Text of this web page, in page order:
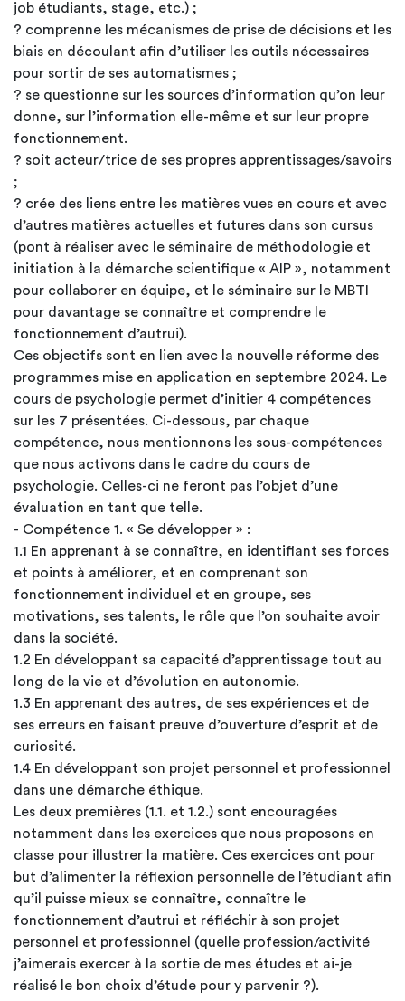
job étudiants, stage, etc.) ;
? comprenne les mécanismes de prise de décisions et les
biais en découlant afin d’utiliser les outils nécessaires
pour sortir de ses automatismes ;
? se questionne sur les sources d’information qu’on leur
donne, sur l’information elle-même et sur leur propre
fonctionnement.
? soit acteur/trice de ses propres apprentissages/savoirs
;
? crée des liens entre les matières vues en cours et avec
d’autres matières actuelles et futures dans son cursus
(pont à réaliser avec le séminaire de méthodologie et
initiation à la démarche scientifique « AIP », notamment
pour collaborer en équipe, et le séminaire sur le MBTI
pour davantage se connaître et comprendre le
fonctionnement d’autrui).
Ces objectifs sont en lien avec la nouvelle réforme des
programmes mise en application en septembre 2024. Le
cours de psychologie permet d’initier 4 compétences
sur les 7 présentées. Ci-dessous, par chaque
compétence, nous mentionnons les sous-compétences
que nous activons dans le cadre du cours de
psychologie. Celles-ci ne feront pas l’objet d’une
évaluation en tant que telle.
- Compétence 1. « Se développer » :
1.1 En apprenant à se connaître, en identifiant ses forces
et points à améliorer, et en comprenant son
fonctionnement individuel et en groupe, ses
motivations, ses talents, le rôle que l’on souhaite avoir
dans la société.
1.2 En développant sa capacité d’apprentissage tout au
long de la vie et d’évolution en autonomie.
1.3 En apprenant des autres, de ses expériences et de
ses erreurs en faisant preuve d’ouverture d’esprit et de
curiosité.
1.4 En développant son projet personnel et professionnel
dans une démarche éthique.
Les deux premières (1.1. et 1.2.) sont encouragées
notamment dans les exercices que nous proposons en
classe pour illustrer la matière. Ces exercices ont pour
but d’alimenter la réflexion personnelle de l’étudiant afin
qu’il puisse mieux se connaître, connaître le
fonctionnement d’autrui et réfléchir à son projet
personnel et professionnel (quelle profession/activité
j’aimerais exercer à la sortie de mes études et ai-je
réalisé le bon choix d’étude pour y parvenir ?).